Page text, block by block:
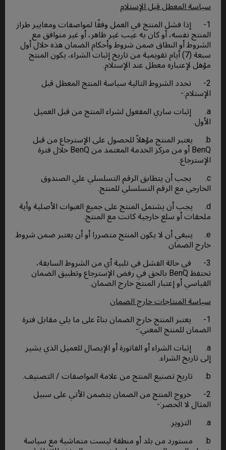
سياسة المعطل قبل الإستلام
1- إذا فشل المنتج في العمل وفقًا لمواصفات ومعايير طراز
المنتج نفسه، أو كان به عيب غير ظاهر، أو غير متوافق مع
الشروط أو النطاق ضمن شروط وأحكام الضمان هذه خلال أول
سبعة (7) أيام تقويمية من تاريخ إثبات الشراء، يكون المنتج
مؤهل لإعتباره معطل عند الإستلام.
2- تحدد الشروط التالية سياسة المنتج المعطل قبل
الإستلام:-
a. إثبات ساري المفعول لشراء المنتج من قبل العميل
الأول.
b. يعتبر المنتج مؤهلاً للحصول على الإسترجاع من قبل
BenQ أو من مركز الخدمة المعتمد من BenQ خلال فترة
الإسترجاع.
c. يجب أن يتطابق الرقم التسلسلي علي الصندوق
الخارجي مع الرقم التسلسلي للمنتج.
d. يجب أن يشتمل المنتج على جميع العبوات الأصلية وأية
ملحقات أو سلع خارجية كانت مع المنتج.
e. ينبغي أن لا يكون المنتج متضررا أو أن يعتبر ضمن شروط
خارج الضمان
3- في حالة الفشل في تلبية أي من الشروط السابقة،
تحتفظ BenQ بالحق في رفض الإسترجاع وتطبيق الضمان
القياسي أو إعتبار المنتج خارج الضمان.
سياسة المنتاجات خارج الضمان
1- يعتبر المنتج خارج الضمان بناءً على ما يلي مقابل فترة
الضمان للمنتج المعني:-
a. إثبات الشراء أو الفاتورة أو الإيصال للعميل الذي يشير
إلى تاريخ الشراء.
b. تاريخ تصنيع المنتج من علامة المواصفات / التصنيف.
2- خروج المنتج من الضمان يتضمن الأتي على سبيل
المثال لا الحصر:-
a. التزوير.
b. مستورد من بلد أو منطقة ليست متماشية مع سياسة